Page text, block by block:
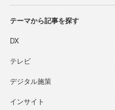
テーマから記事を探す
DX
テレビ
デジタル施策
インサイト